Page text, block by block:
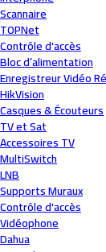
Scannaire
TOPNet
Contrôle d'accès
Bloc d’alimentation
Enregistreur Vidéo
HikVision
Casques & Écouteurs
TV et Sat
Accessoires TV
MultiSwitch
LNB
Supports Muraux
Contrôle d'accès
Vidéophone
Dahua